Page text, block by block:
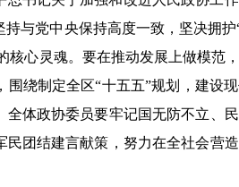
与党中央保持高度一致，坚决拥
核心灵魂。要在推动发展上做模范
绕制定全区“十五五”规划，建设
体政协委员要牢记国无防不立、
团结建言献策，努力在全社会营